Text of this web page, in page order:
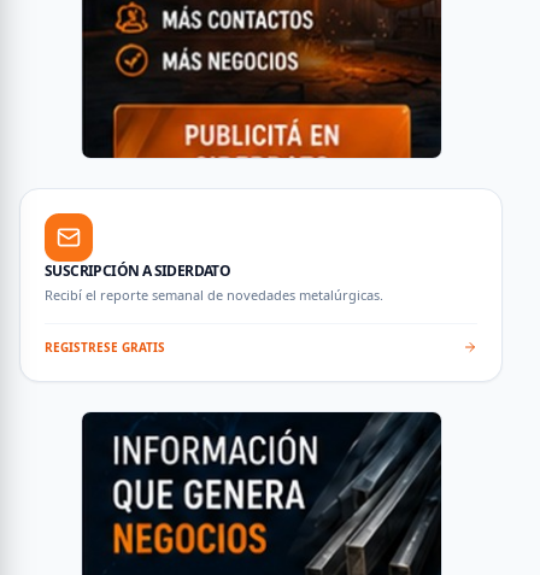
SUSCRIPCIÓN A SIDERDATO
Recibí el reporte semanal de novedades metalúrgicas.
REGISTRESE GRATIS